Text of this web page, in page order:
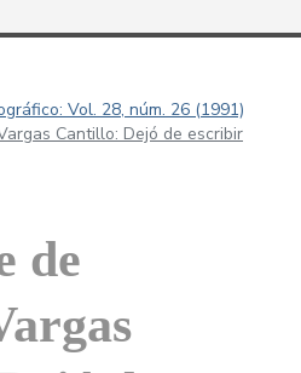
Vol. 28, núm. 26 (1991)
Cantillo: Dejó de escribir
de